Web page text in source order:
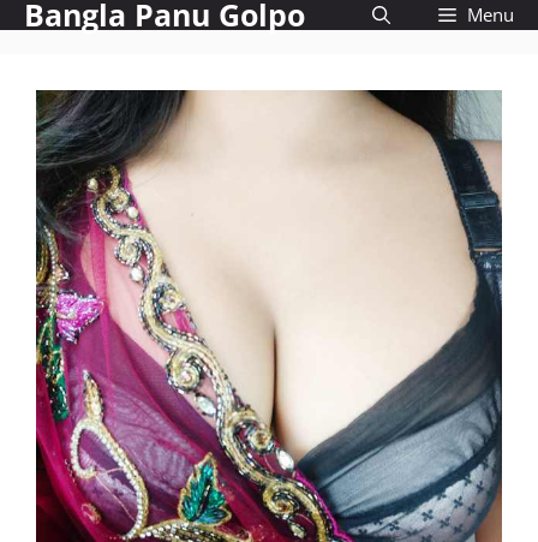
SkipBangla Panu Golpo Menu